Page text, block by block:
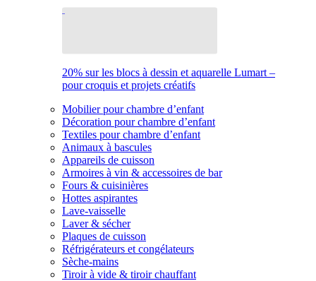
20% sur les blocs à dessin et aquarelle Lumart –
pour croquis et projets créatifs
Mobilier pour chambre d’enfant
Décoration pour chambre d’enfant
Textiles pour chambre d’enfant
Animaux à bascules
Appareils de cuisson
Armoires à vin & accessoires de bar
Fours & cuisinières
Hottes aspirantes
Lave-vaisselle
Laver & sécher
Plaques de cuisson
Réfrigérateurs et congélateurs
Sèche-mains
Tiroir à vide & tiroir chauffant